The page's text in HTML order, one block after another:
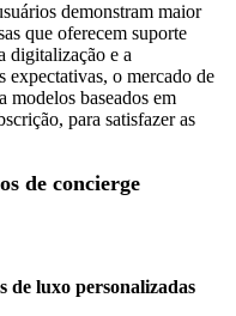
demonstram maior
que oferecem suporte
digitalização e a
expectativas, o mercado de
modelos baseados em
para satisfazer as
de concierge
de luxo personalizadas